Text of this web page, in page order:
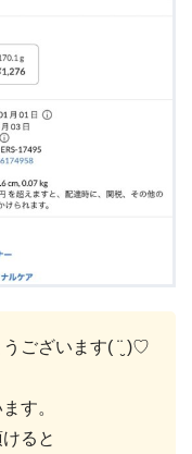
ございます( ¨̮ )︎︎♡
す。
ると